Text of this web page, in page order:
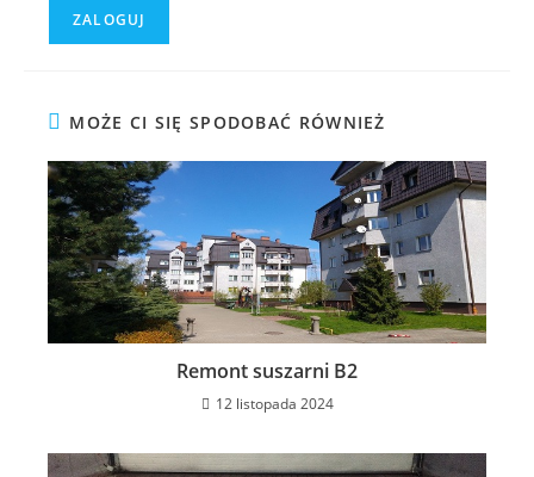
MOŻE CI SIĘ SPODOBAĆ RÓWNIEŻ
Remont suszarni B2
12 listopada 2024